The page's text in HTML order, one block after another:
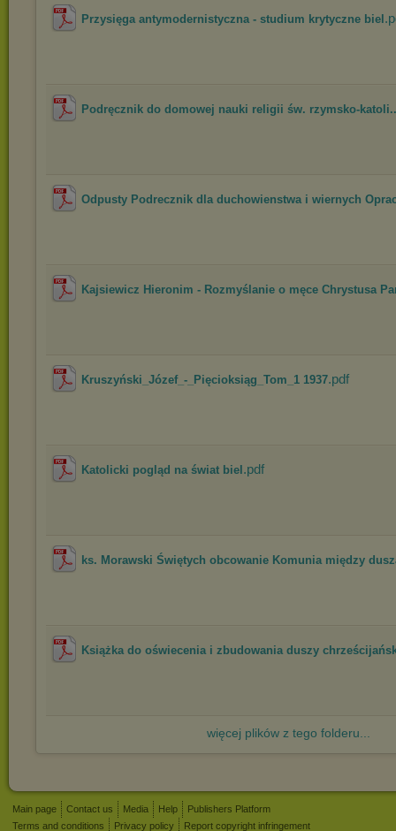
Przysięga antymodernistyczna - studium krytyczne biel
Podręcznik do domowej nauki religii św. rzymsko-
Odpusty Podrecznik dla duchowienstwa i wiernych
Kajsiewicz Hieronim - Rozmyślanie o męce Chrystusa
Kruszyński_Józef_-_Pięcioksiąg_Tom_1 1937.pdf
Katolicki pogląd na świat biel .pdf
ks. Morawski Świętych obcowanie Komunia między
Książka do oświecenia i zbudowania duszy
więcej plików z tego folderu...
Main page Contact us Media Help
Publishers Platform
Terms and conditions
Privacy policy Report copyright infringement